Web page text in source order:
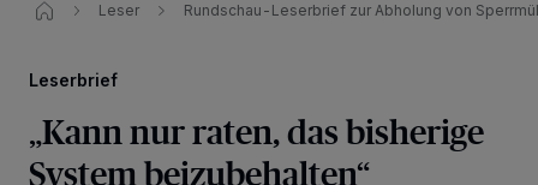
Leser Rundschau-Leserbrief zur Abholung von
Leserbrief
„Kann nur raten, das bisherige
System beizubehalten“